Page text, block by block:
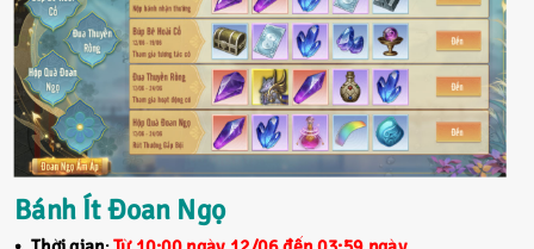
Bánh Ít Đoan Ngọ